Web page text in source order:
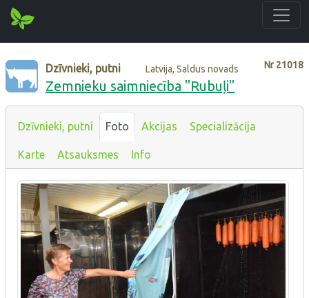
Nr21018
Dzīvnieki, putni Latvija, Saldus novads
Zemnieku saimniecība "Rubuļi"
Dzīvnieki, putni Foto Akcijas Specializācija
Karte Atsauksmes Info